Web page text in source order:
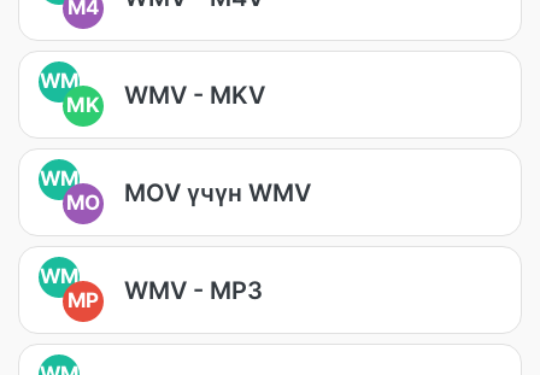
M4
WM
MK
WMV - MKV
WM
MO
MOV үчүн WMV
WM
MP
WMV - MP3